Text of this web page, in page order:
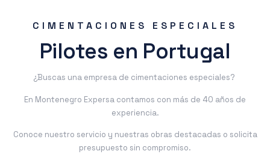
CIMENTACIONES ESPECIALES
Pilotes en Portugal
¿Buscas una empresa de cimentaciones especiales?
En Montenegro Expersa contamos con más de 40 años de
experiencia.
Conoce nuestro servicio y nuestras obras destacadas o solicita
presupuesto sin compromiso.